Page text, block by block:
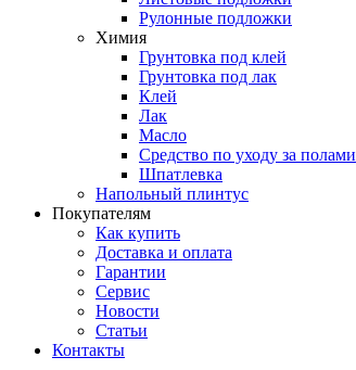
Рулонные подложки
Химия
Грунтовка под клей
Грунтовка под лак
Клей
Лак
Масло
Средство по уходу за полами
Шпатлевка
Напольный плинтус
Покупателям
Как купить
Доставка и оплата
Гарантии
Сервис
Новости
Статьи
Контакты